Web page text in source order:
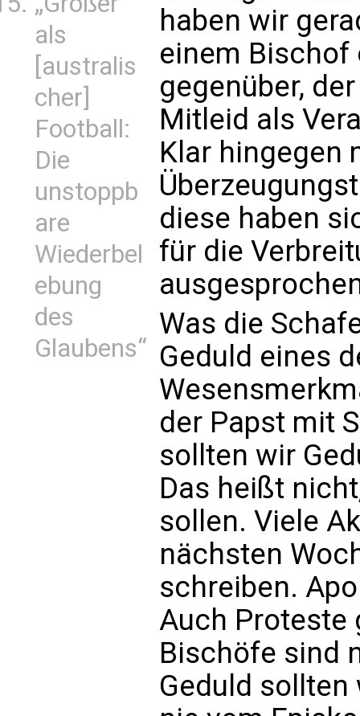
als
[australis
cher]
Football:
Die
unstoppb
are
Wiederbel
ebung
des
Glaubens“
haben wir
einem Bischof
gegenüber,
Mitleid als
Klar hingegen
diese haben
für die
Was die
Geduld eines
der Papst mit
sollten wir
Das heißt
sollen. Viele
nächsten
schreiben.
Auch Proteste
Bischöfe sind
Geduld sollten